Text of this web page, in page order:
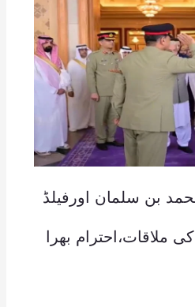
بن سلمان اورفیلڈ
ملاقات،احترام بھرا